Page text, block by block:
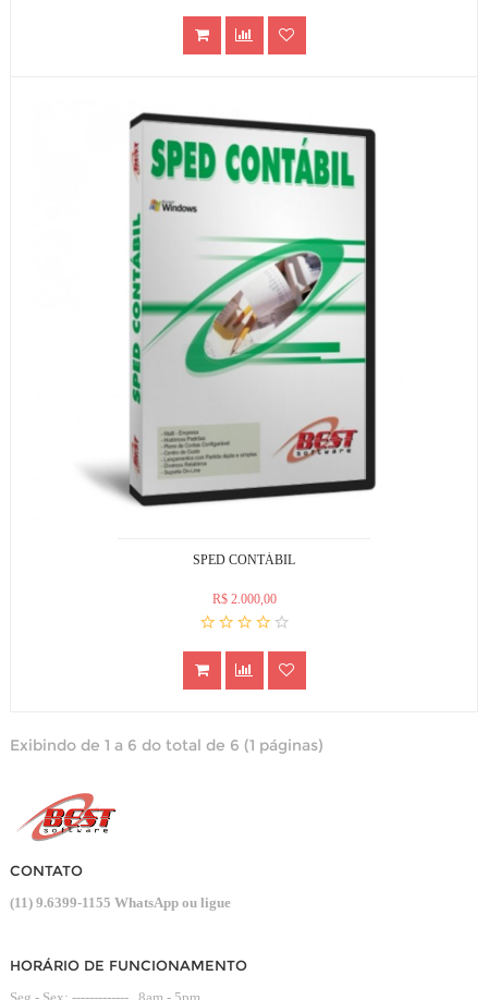
SPED CONTÁBIL
R$ 2.000,00
Exibindo de 1 a 6 do total de 6 (1 páginas)
CONTATO
(11) 9.6399-1155 WhatsApp ou ligue
HORÁRIO DE FUNCIONAMENTO